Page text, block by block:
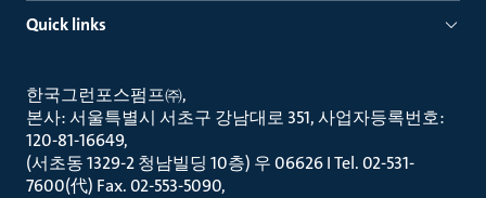
Quick links
한국그런포스펌프㈜
본사: 서울특별시 서초구 강남대로 351, 사업자등록번호:
120-81-16649
(서초동 1329-2 청남빌딩 10층) 우 06626 I Tel. 02-531-
7600(代) Fax. 02-553-5090